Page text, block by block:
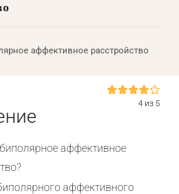
аффективное расстройство
4 из 5
аффективное
аффективного